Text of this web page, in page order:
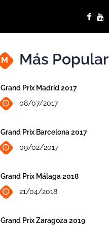
M Más Popular
Grand Prix Madrid 2017
08/07/2017
Grand Prix Barcelona 2017
09/02/2017
Grand Prix Málaga 2018
21/04/2018
Grand Prix Zaragoza 2019